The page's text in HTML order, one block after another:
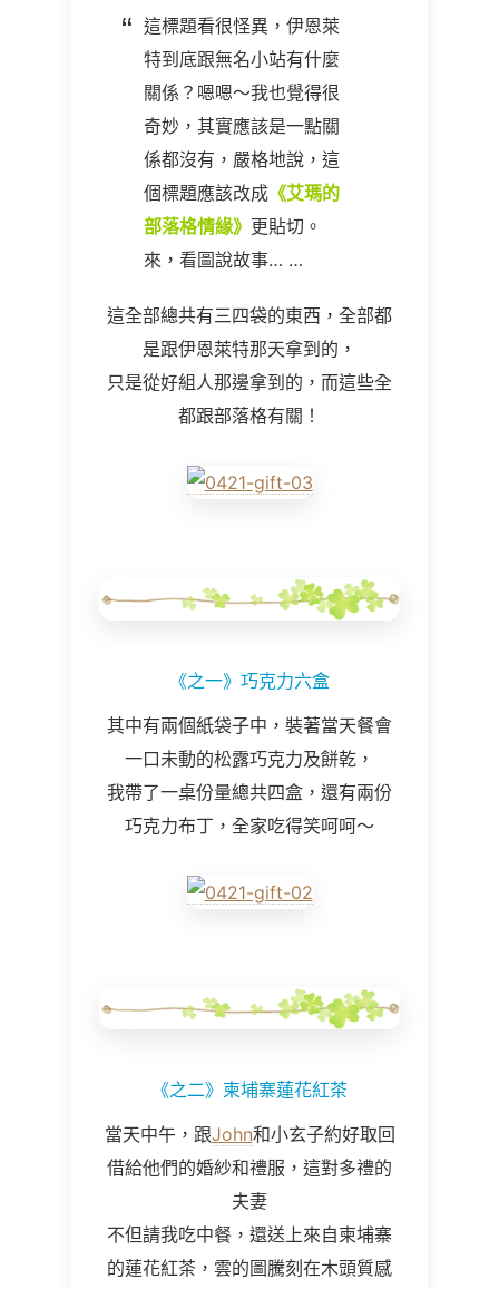
這標題看很怪異，伊恩萊
特到底跟無名小站有什麼
關係？嗯嗯～我也覺得很
奇妙，其實應該是一點關
係都沒有，嚴格地說，這
個標題應該改成 《艾瑪的
部落格情緣》 更貼切。
來，看圖說故事… …
這全部總共有三四袋的東西，全部都
是跟伊恩萊特那天拿到的，
只是從好組人那邊拿到的，而這些全
都跟部落格有關！
《之一》巧克力六盒
其中有兩個紙袋子中，裝著當天餐會
一口未動的松露巧克力及餅乾，
我帶了一桌份量總共四盒，還有兩份
巧克力布丁，全家吃得笑呵呵～
《之二》柬埔寨蓮花紅茶
當天中午，跟John和小玄子約好取回
借給他們的婚紗和禮服，這對多禮的
夫妻
不但請我吃中餐，還送上來自柬埔寨
的蓮花紅茶，雲的圖騰刻在木頭質感